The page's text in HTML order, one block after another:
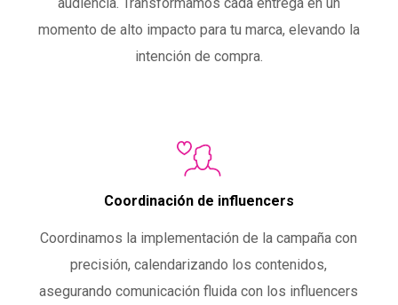
momento de alto impacto para tu marca, elevando la
intención de compra.
Coordinación de influencers
Coordinamos la implementación de la campaña con
precisión, calendarizando los contenidos,
asegurando comunicación fluida con los influencers